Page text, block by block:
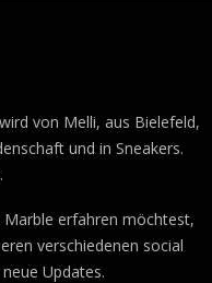
von Melli, aus Bielefeld,
und in Sneakers.
erfahren möchtest,
verschiedenen social
Updates.